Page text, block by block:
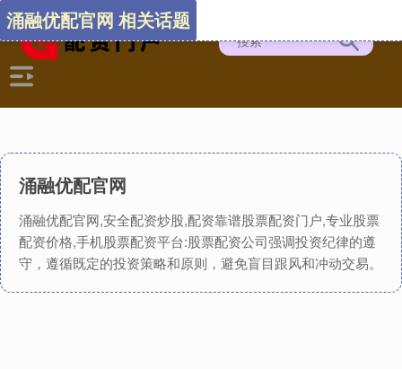
涌融优配官网
涌融优配官网,安全配资炒股,配资靠谱股票配资门户,专业股票
配资价格,手机股票配资平台:股票配资公司强调投资纪律的遵
守，遵循既定的投资策略和原则，避免盲目跟风和冲动交易。
涌融优配官网 相关话题